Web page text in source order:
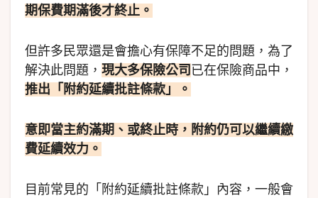
期保費期滿後才終止。
但許多民眾還是會擔心有保障不足的問題，為了
解決此問題， 現大多保險公司 已在保險商品中，
推出「附約延續批註條款」。
意即當主約滿期、或終止時，附約仍可以繼續繳
費延續效力。
目前常見的「附約延續批註條款」內容，一般會